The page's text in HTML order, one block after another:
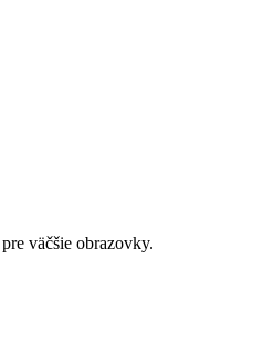
väčšie obrazovky.